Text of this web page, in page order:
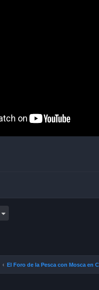
El Foro de la Pesca con Mosca en